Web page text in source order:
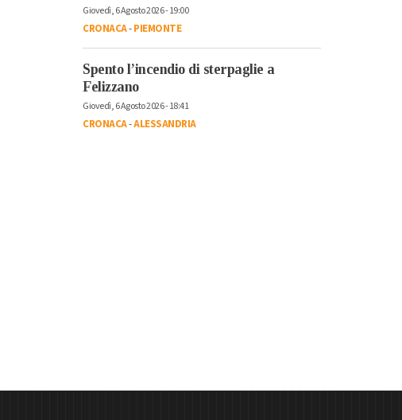
Giovedì, 6 Agosto 2026 - 19:00
CRONACA-PIEMONTE
Spento l’incendio di sterpaglie a
Felizzano
Giovedì, 6 Agosto 2026 - 18:41
CRONACA-ALESSANDRIA